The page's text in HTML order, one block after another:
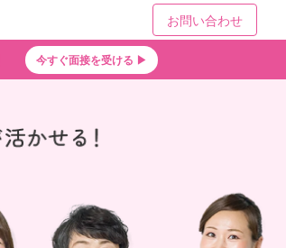
お問い合わせ
今すぐ面接を受ける ▶︎